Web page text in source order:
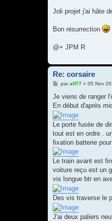
g
Joli projet j'ai hâte
Bon résurrection
@+ JPM R
Re: corsaire
M
s
a
g
e
paralf77» 05 Nov
Je viens de ranger
En début d'après
Le porte fusée de
tout est en ordre .
fixation batterie pour
Le train avant est
voiture reçu est un
vis longue btr en
Des vis traverse le
J'ai deux paliers